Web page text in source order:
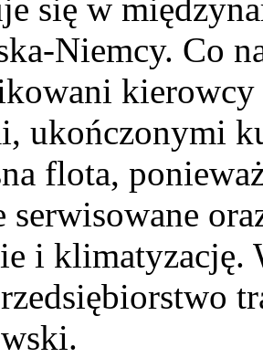
się w
Niemcy. Co
kierowcy
ukończonymi
flota,
serwisowane
i klimatyzację.